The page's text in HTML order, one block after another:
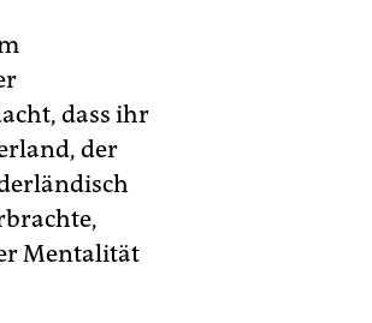
dass ihr
der
Mentalität